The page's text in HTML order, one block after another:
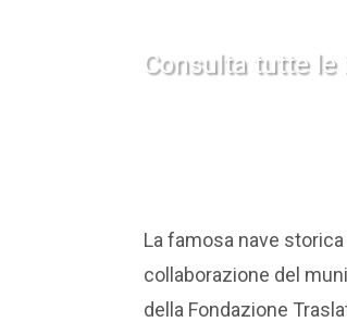
Consulta tutte
La famosa nave storica
collaborazione del
della Fondazione